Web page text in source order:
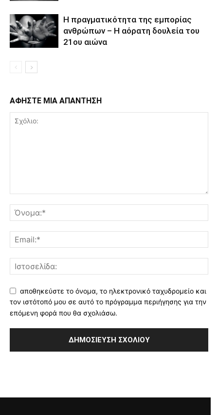
Η πραγματικότητα της εμπορίας
ανθρώπων – Η αόρατη δουλεία του
21ου αιώνα
ΑΦΗΣΤΕ ΜΙΑ ΑΠΑΝΤΗΣΗ
αποθηκεύστε το όνομα, το ηλεκτρονικό ταχυδρομείο και
τον ιστότοπό μου σε αυτό το πρόγραμμα περιήγησης για την
επόμενη φορά που θα σχολιάσω.